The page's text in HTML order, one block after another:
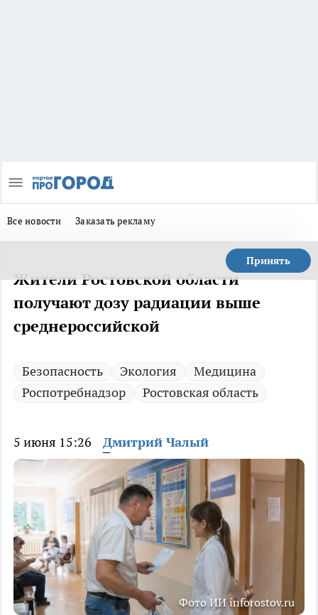
Все новости Заказать рекламу
Принять
Жители Ростовской области
получают дозу радиации выше
среднероссийской
Безопасность Экология
Медицина
Роспотребнадзор
Ростовская область
5 июня 15:26 Дмитрий Чалый
Фото ИИ inforostov.ru